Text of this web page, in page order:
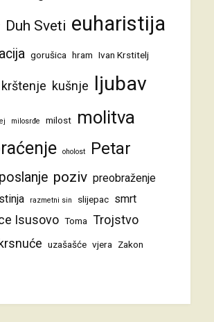
Duh Sveti euharistija
gorušica hram Ivan Krstitelj
krštenje kušnje ljubav
milosrđe milost molitva
oholost Petar
poslanje poziv preobraženje
razmetni sin slijepac smrt
Isusovo Toma Trojstvo
uzašašće vjera
Zakon